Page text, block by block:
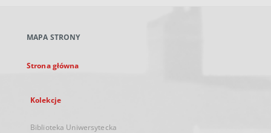
karcie
MAPA STRONY
Strona główna
Kolekcje
Biblioteka Uniwersytecka